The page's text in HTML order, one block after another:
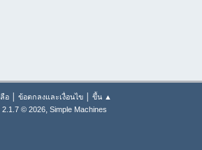
อ | ข้อตกลงและเงื่อนไข | ขึ้น ▲
2.1.7 © 2026, Simple Machines